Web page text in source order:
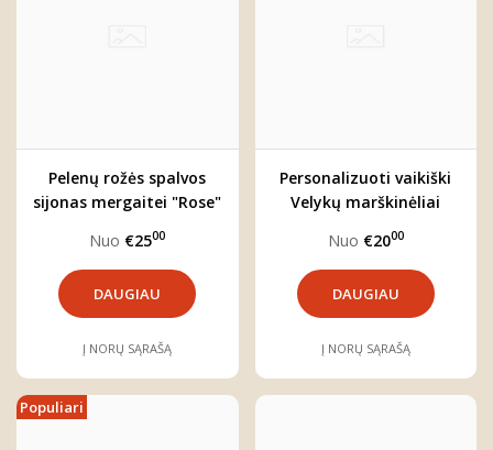
Pelenų rožės spalvos
sijonas mergaitei "Rose"
Nuo €2500
DAUGIAU
Į NORŲ SĄRAŠĄ
Personalizuoti vaikiški
Velykų marškinėliai
Nuo €2000
DAUGIAU
Į NORŲ SĄRAŠĄ
Populiari